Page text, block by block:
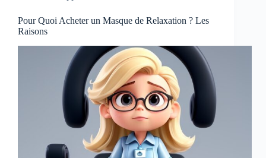
Pour Quoi Acheter un Masque de Relaxation ? Les
Raisons